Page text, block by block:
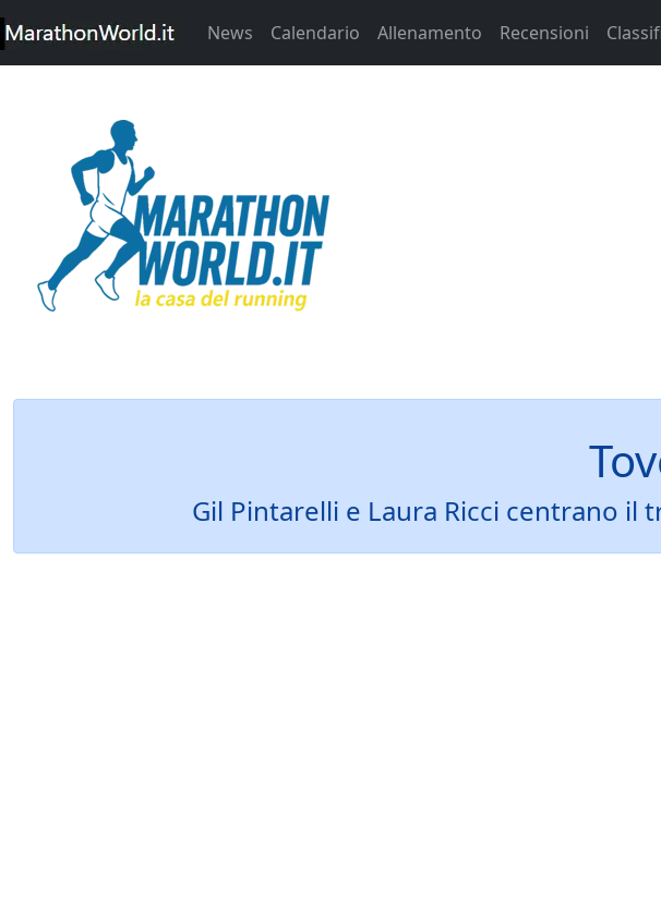
News Calendario Allenamento Recensioni
Gil Pintarelli e Laura Ricci centrano il